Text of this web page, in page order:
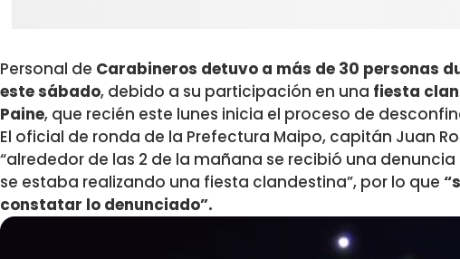
Personal de Carabineros detuvo a más de 30 personas
este sábado, debido a su participación en una fiesta
Paine, que recién este lunes inicia el proceso de
El oficial de ronda de la Prefectura Maipo, capitán Juan
“alrededor de las 2 de la mañana se recibió una
se estaba realizando una fiesta clandestina”, por lo que
constatar lo denunciado”.